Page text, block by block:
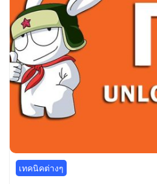
เทคนิคต่างๆ